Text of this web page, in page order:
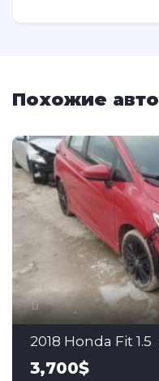
Похожие авто
2018 Honda Fit 1.5
3,700$